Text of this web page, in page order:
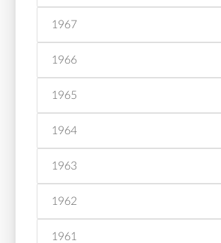
1967
1966
1965
1964
1963
1962
1961